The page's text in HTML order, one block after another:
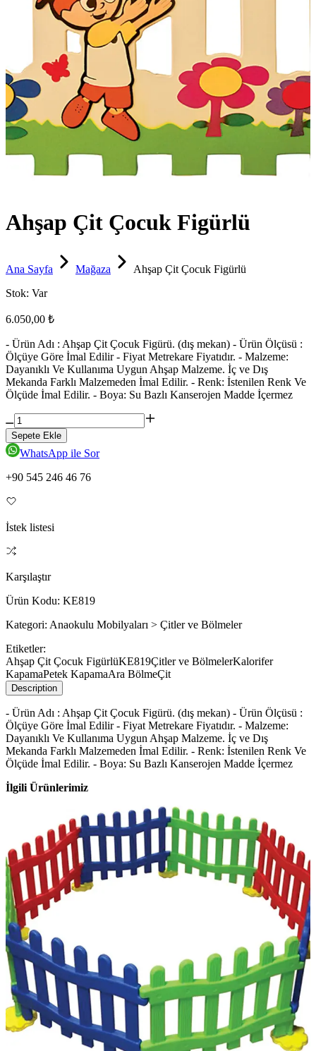
Ahşap Çit Çocuk Figürlü
Ana Sayfa Mağaza
Ahşap Çit Çocuk Figürlü
Stok: Var
6.050,00 ₺
- Ürün Adı : Ahşap Çit Çocuk Figürü. (dış mekan) - Ürün Ölçüsü :
Ölçüye Göre İmal Edilir - Fiyat Metrekare Fiyatıdır. - Malzeme:
Dayanıklı Ve Kullanıma Uygun Ahşap Malzeme. İç ve Dış
Mekanda Farklı Malzemeden İmal Edilir. - Renk: İstenilen Renk Ve
Ölçüde İmal Edilir. - Boya: Su Bazlı Kanserojen Madde İçermez
Sepete Ekle
WhatsApp ile Sor
+90 545 246 46 76
İstek listesi
Karşılaştır
Ürün Kodu: KE819
Kategori: Anaokulu Mobilyaları > Çitler ve Bölmeler
Etiketler:
Ahşap Çit Çocuk FigürlüKE819Çitler ve BölmelerKalorifer
KapamaPetek KapamaAra BölmeÇit
Description
- Ürün Adı : Ahşap Çit Çocuk Figürü. (dış mekan) - Ürün Ölçüsü :
Ölçüye Göre İmal Edilir - Fiyat Metrekare Fiyatıdır. - Malzeme:
Dayanıklı Ve Kullanıma Uygun Ahşap Malzeme. İç ve Dış
Mekanda Farklı Malzemeden İmal Edilir. - Renk: İstenilen Renk Ve
Ölçüde İmal Edilir. - Boya: Su Bazlı Kanserojen Madde İçermez
İlgili Ürünlerimiz